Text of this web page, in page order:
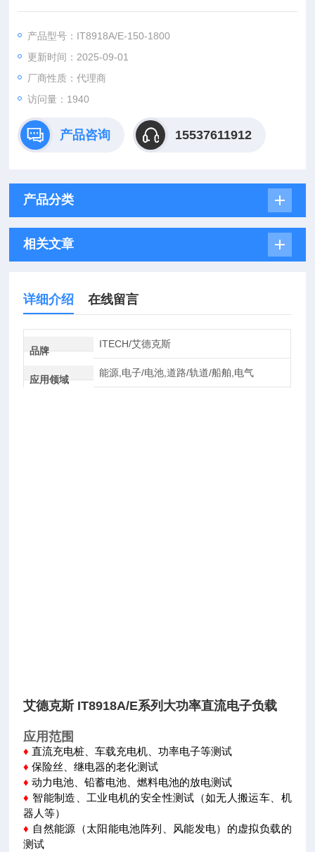
0V、1200V三种电压范围，单机功率从2kW到 54kW。较宽的电
展到600kW。高功率密度，6kW仅4u高度。
产品型号：IT8918A/E-150-1800
更新时间：2025-09-01
厂商性质：代理商
访问量：1940
产品咨询 15537611912
产品分类
相关文章
详细介绍 在线留言
品牌
ITECH/艾德克斯
应用领域
能源,电子/电池,道路/轨道/船舶,电气
艾德克斯 IT8918A/E系列大功率直流电子负载
应用范围
♦ 直流充电桩、车载充电机、功率电子等测试
♦ 保险丝、继电器的老化测试
♦ 动力电池、铅蓄电池、燃料电池的放电测试
♦ 智能制造、工业电机的安全性测试（如无人搬运车、机
器人等）
♦ 自然能源（太阳能电池阵列、风能发电）的虚拟负载的
测试